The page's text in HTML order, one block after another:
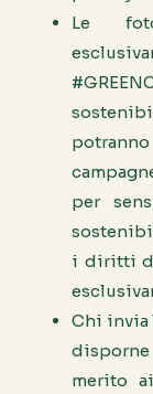
Le
per
i diritti
Chi invia
merito